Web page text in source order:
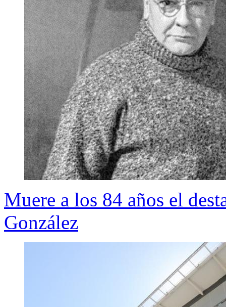
Muere a los 84 años el
González